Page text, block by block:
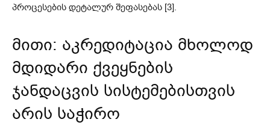
პროცესების დეტალურ შეფასებას [3].
მითი: აკრედიტაცია მხოლოდ
მდიდარი ქვეყნების
ჯანდაცვის სისტემებისთვის
არის საჭირო